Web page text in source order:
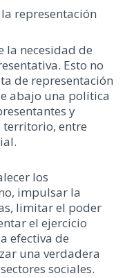
representación
la necesidad de
Esto no
de representación
abajo una política
y
territorio, entre
los
impulsar la
limitar el poder
el ejercicio
efectiva de
una verdadera
sociales.